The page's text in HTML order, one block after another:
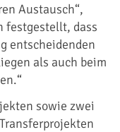
Austausch“,
festgestellt, dass
entscheidenden
als auch beim
sowie zwei